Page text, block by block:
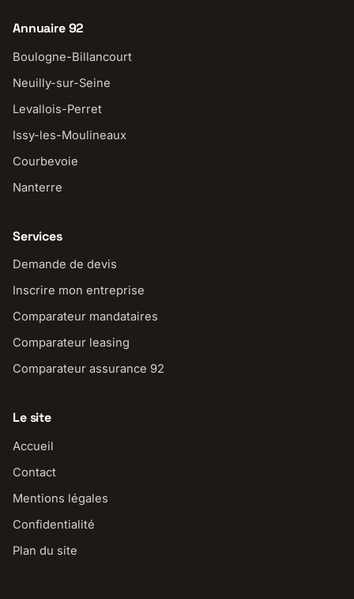
Annuaire 92
Boulogne-Billancourt
Neuilly-sur-Seine
Levallois-Perret
Issy-les-Moulineaux
Courbevoie
Nanterre
Services
Demande de devis
Inscrire mon entreprise
Comparateur mandataires
Comparateur leasing
Comparateur assurance 92
Le site
Accueil
Contact
Mentions légales
Confidentialité
Plan du site